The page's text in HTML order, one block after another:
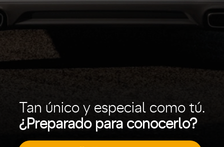
Tan único y especial como tú.
¿Preparado para conocerlo?